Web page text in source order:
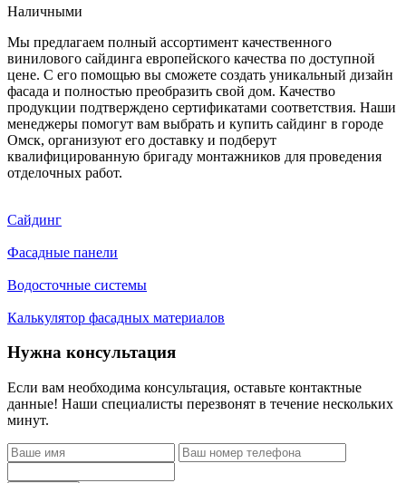
Наличными
Мы предлагаем полный ассортимент качественного
винилового сайдинга европейского качества по доступной
цене. С его помощью вы сможете создать уникальный дизайн
фасада и полностью преобразить свой дом. Качество
продукции подтверждено сертификатами соответствия. Наши
менеджеры помогут вам выбрать и купить сайдинг в городе
Омск, организуют его доставку и подберут
квалифицированную бригаду монтажников для проведения
отделочных работ.
Сайдинг
Фасадные панели
Водосточные системы
Калькулятор фасадных материалов
Нужна консультация
Если вам необходима консультация, оставьте контактные
данные! Наши специалисты перезвонят в течение нескольких
минут.